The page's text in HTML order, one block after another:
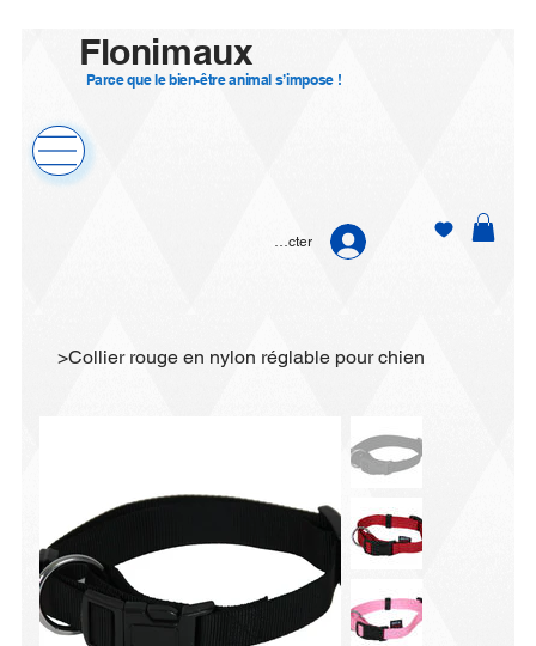
Flonimaux
Parce que le bien-être animal s’impose !
Se connecter
>Collier rouge en nylon réglable pour chien